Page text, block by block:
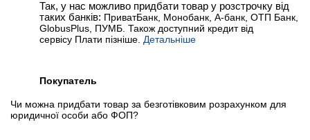
Так, у нас можливо придбати товар у розстрочку від
таких банків: ПриватБанк, Монобанк, А-банк, ОТП Банк,
GlobusPlus, ПУМБ. Також доступний кредит від
сервісу Плати пізніше. Детальніше
Покупатель
Чи можна придбати товар за безготівковим розрахунком для
юридичної особи або ФОП?